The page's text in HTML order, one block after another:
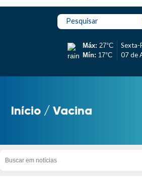
Pesquisar
Máx: 27°C
Mín: 17°C
Sexta-
07 de
Início /Vacina